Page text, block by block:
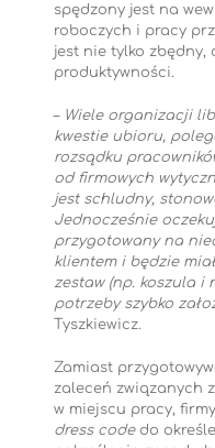
spędzony jest na
roboczych i pracy
jest nie tylko zbędny,
produktywności.
– Wiele organizacji
kwestie ubioru,
rozsądku
od firmowych
jest schludny,
Jednocześnie
przygotowany na
klientem i będzie
zestaw (np. koszula i
potrzeby szybko
Tyszkiewicz.
Zamiast
zaleceń związanych
w miejscu pracy,
dress codedo